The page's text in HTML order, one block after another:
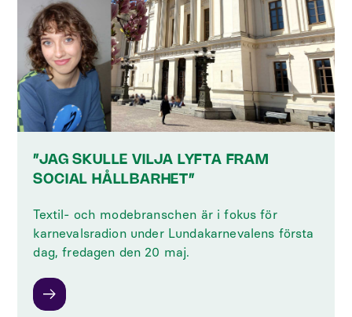
”JAG SKULLE VILJA LYFTA FRAM
SOCIAL HÅLLBARHET”
Textil- och modebranschen är i fokus för
karnevalsradion under Lundakarnevalens första
dag, fredagen den 20 maj.